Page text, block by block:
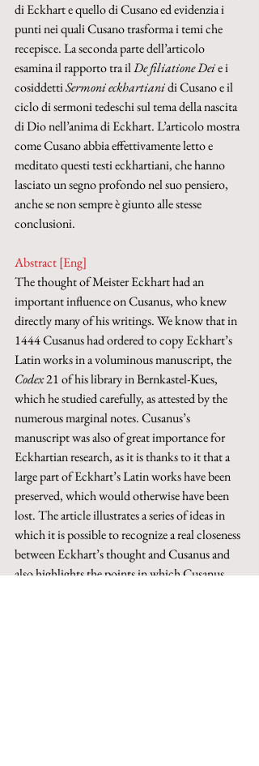
di Eckhart e quello di Cusano ed evidenzia i
punti nei quali Cusano trasforma i temi che
recepisce. La seconda parte dell’articolo
esamina il rapporto tra il De filiatione Dei e i
cosiddetti Sermoni eckhartiani di Cusano e il
ciclo di sermoni tedeschi sul tema della nascita
di Dio nell’anima di Eckhart. L’articolo mostra
come Cusano abbia effettivamente letto e
meditato questi testi eckhartiani, che hanno
lasciato un segno profondo nel suo pensiero,
anche se non sempre è giunto alle stesse
conclusioni.
Abstract [Eng]
The thought of Meister Eckhart had an
important influence on Cusanus, who knew
directly many of his writings. We know that in
1444 Cusanus had ordered to copy Eckhart’s
Latin works in a voluminous manuscript, the
Codex 21 of his library in Bernkastel-Kues,
which he studied carefully, as attested by the
numerous marginal notes. Cusanus’s
manuscript was also of great importance for
Eckhartian research, as it is thanks to it that a
large part of Eckhart’s Latin works have been
preserved, which would otherwise have been
lost. The article illustrates a series of ideas in
which it is possible to recognize a real closeness
between Eckhart’s thought and Cusanus and
also highlights the points in which Cusanus